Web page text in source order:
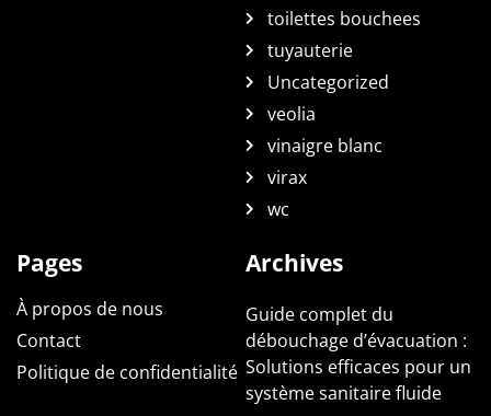
toilettes bouchees
tuyauterie
Uncategorized
veolia
vinaigre blanc
virax
wc
Pages
À propos de nous
Contact
Politique de confidentialité
Archives
Guide complet du
débouchage d’évacuation :
Solutions efficaces pour un
système sanitaire fluide